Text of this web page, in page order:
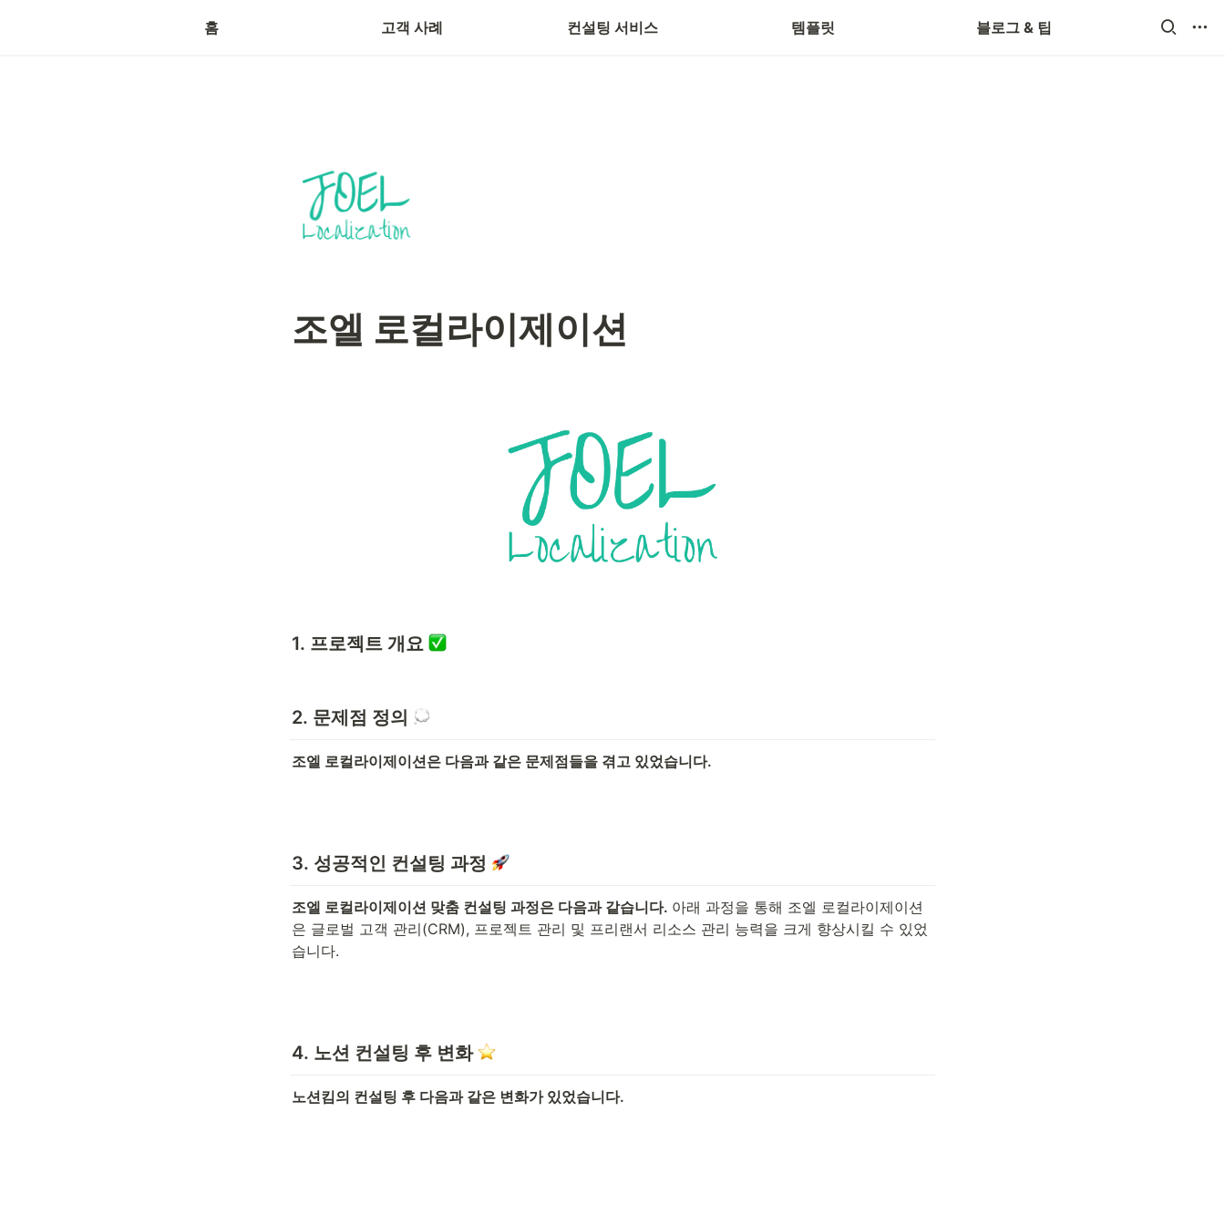
홈 고객 사례 컨설팅 서비스 템플릿 블로그 & 팁
산업별 사례
조엘 로컬라이제이션
1. 프로젝트 개요
2. 문제점 정의
조엘 로컬라이제이션은 다음과 같은 문제점들을 겪고 있었습니다.
3. 성공적인 컨설팅 과정
조엘 로컬라이제이션 맞춤 컨설팅 과정은 다음과 같습니다. 아래 과정을 통해 조엘 로컬라이제이션
은 글로벌 고객 관리(CRM), 프로젝트 관리 및 프리랜서 리소스 관리 능력을 크게 향상시킬 수 있었
습니다.
4. 노션 컨설팅 후 변화
노션킴의 컨설팅 후 다음과 같은 변화가 있었습니다.